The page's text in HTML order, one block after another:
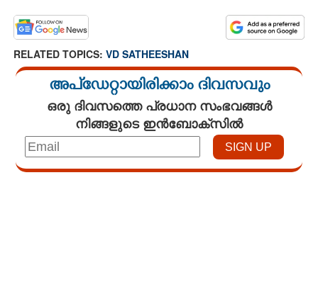
RELATED TOPICS: VD SATHEESHAN
അപ്ഡേറ്റായിരിക്കാം ദിവസവും
ഒരു ദിവസത്തെ പ്രധാന സംഭവങ്ങൾ
നിങ്ങളുടെ ഇൻബോക്സിൽ